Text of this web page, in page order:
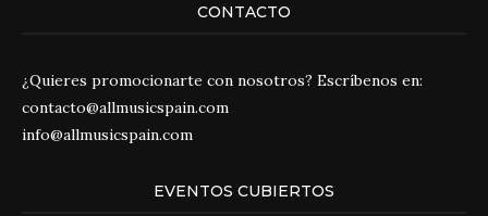
CONTACTO
¿Quieres promocionarte con nosotros? Escríbenos en:
contacto@allmusicspain.com
info@allmusicspain.com
EVENTOS CUBIERTOS